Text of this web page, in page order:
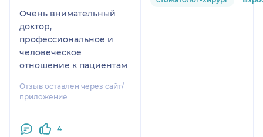
Очень внимательный
доктор,
профессиональное и
человеческое
отношение к пациентам
Отзыв оставлен через сайт/
приложение
4